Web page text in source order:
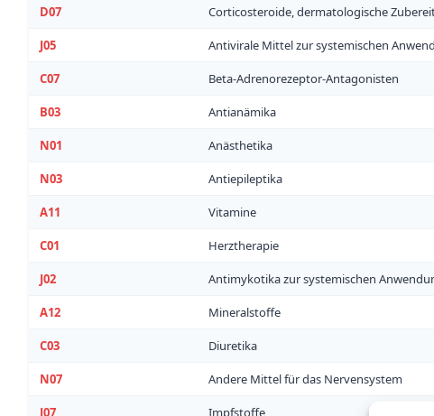
D07 Corticosteroide, dermatologische
J05 Antivirale Mittel zur systemischen
C07 Beta-Adrenorezeptor-Antagonisten
B03 Antianämika
N01 Anästhetika
N03 Antiepileptika
A11 Vitamine
C01 Herztherapie
J02 Antimykotika zur systemischen
A12 Mineralstoffe
C03 Diuretika
N07 Andere Mittel für das Nervensystem
J07 Impfstoffe